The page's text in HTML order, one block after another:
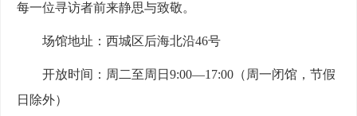
每一位寻访者前来静思与致敬。
场馆地址：西城区后海北沿46号
开放时间：周二至周日9:00—17:00（周一闭馆，节假
日除外）